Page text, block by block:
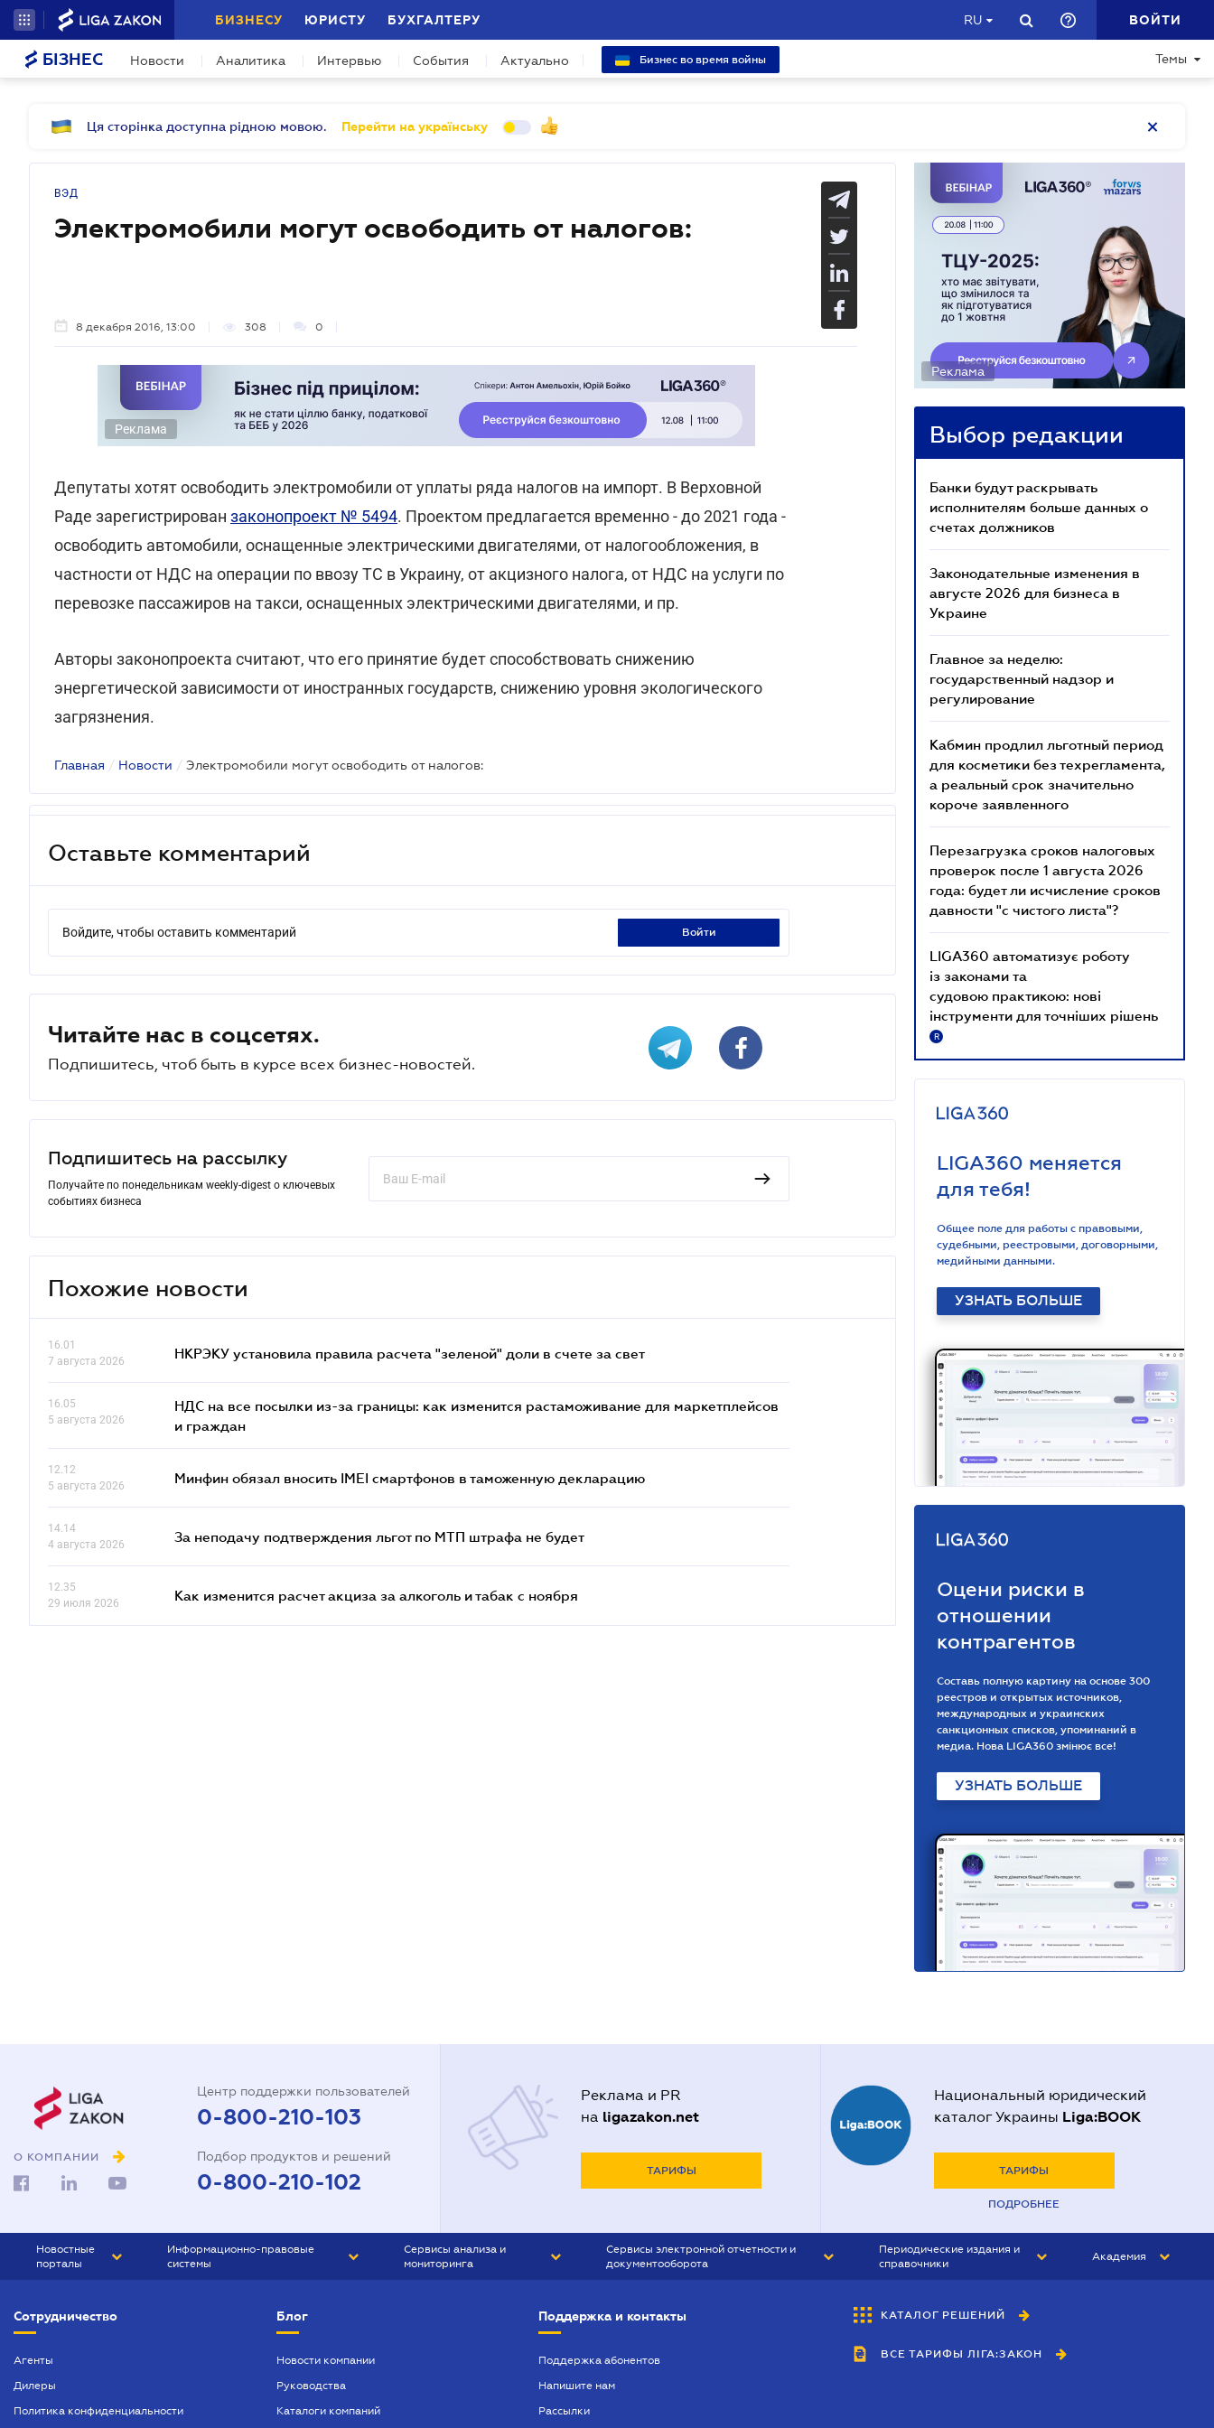
БИЗНЕСУ ЮРИСТУ БУХГАЛТЕРУ RU ВОЙТИ
БІЗНЕС Новости Аналитика Интервью События Актуально Бизнес во время войны Темы
Ця сторінка доступна рідною мовою. Перейти на українську
ВЭД
Электромобили могут освободить от налогов:
8 декабря 2016, 13:00 308 0
Реклама
Депутаты хотят освободить электромобили от уплаты ряда налогов на импорт. В Верховной
Раде зарегистрирован законопроект № 5494. Проектом предлагается временно - до 2021 года -
освободить автомобили, оснащенные электрическими двигателями, от налогообложения, в
частности от НДС на операции по ввозу ТС в Украину, от акцизного налога, от НДС на услуги по
перевозке пассажиров на такси, оснащенных электрическими двигателями, и пр.
Авторы законопроекта считают, что его принятие будет способствовать снижению
энергетической зависимости от иностранных государств, снижению уровня экологического
загрязнения.
Главная / Новости / Электромобили могут освободить от налогов:
Оставьте комментарий
Войдите, чтобы оставить комментарий войти
Читайте нас в соцсетях.
Подпишитесь, чтоб быть в курсе всех бизнес-новостей.
Подпишитесь на рассылку
Получайте по понедельникам weekly-digest о ключевых
событиях бизнеса
Похожие новости
16.01
7 августа 2026
НКРЭКУ установила правила расчета "зеленой" доли в счете за свет
16.05
5 августа 2026
НДС на все посылки из-за границы: как изменится растаможивание для маркетплейсов
и граждан
12.12
5 августа 2026
Минфин обязал вносить IMEI смартфонов в таможенную декларацию
14.14
4 августа 2026
За неподачу подтверждения льгот по МТП штрафа не будет
12.35
29 июля 2026
Как изменится расчет акциза за алкоголь и табак с ноября
Реклама
Выбор редакции
Банки будут раскрывать
исполнителям больше данных о
счетах должников
Законодательные изменения в
августе 2026 для бизнеса в
Украине
Главное за неделю:
государственный надзор и
регулирование
Кабмин продлил льготный период
для косметики без техрегламента,
а реальный срок значительно
короче заявленного
Перезагрузка сроков налоговых
проверок после 1 августа 2026
года: будет ли исчисление сроков
давности "с чистого листа"?
LIGA360 автоматизує роботу
із законами та
судовою практикою: нові
інструменти для точніших рішень
R
LIGA360 меняется
для тебя!
Общее поле для работы с правовыми,
судебными, реестровыми, договорными,
медийными данными.
УЗНАТЬ БОЛЬШЕ
Оцени риски в
отношении
контрагентов
Составь полную картину на основе 300
реестров и открытых источников,
международных и украинских
санкционных списков, упоминаний в
медиа. Нова LIGA360 змінює все!
УЗНАТЬ БОЛЬШЕ
О КОМПАНИИ
Центр поддержки пользователей
0-800-210-103
Подбор продуктов и решений
0-800-210-102
Реклама и PR
на ligazakon.net
ТАРИФЫ
Национальный юридический
каталог Украины Liga:BOOK
ТАРИФЫ
ПОДРОБНЕЕ
Новостные
порталы
БИЗНЕС
Информационно-правовые
системы
БУХГАЛТЕР ПРОФ
ЮРИСТ ПРОФ
Сервисы анализа и
мониторинга
Сервисы электронной отчетности и
документооборота
Периодические издания и
справочники
БУХГАЛТЕР&ЗАКОН
ВЕСТНИК МСФО
Академия
Сотрудничество
Агенты
Дилеры
Политика конфиденциальности
Блог
Новости компании
Руководства
Каталоги компаний
Поддержка и контакты
Поддержка абонентов
Напишите нам
Рассылки
КАТАЛОГ РЕШЕНИЙ
ВСЕ ТАРИФЫ ЛІГА:ЗАКОН